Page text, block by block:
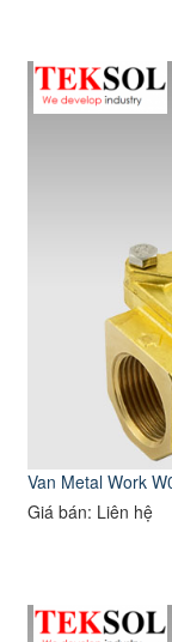
Van Metal Work
Giá bán: Liên hệ